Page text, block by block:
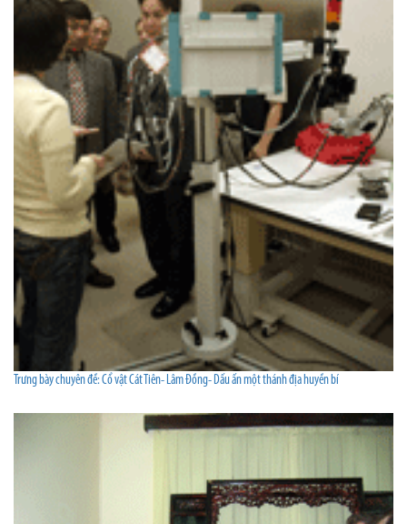
Trưng bày chuyên đề: Cổ vật Cát Tiên- Lâm Đồng- Dấu ấn một thánh địa huyền bí